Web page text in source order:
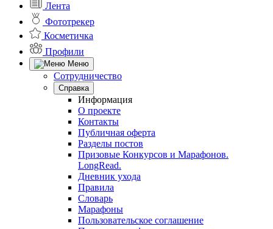
Лента
Фототрекер
Косметичка
Профили
Меню
Сотрудничество
Справка
Информация
О проекте
Контакты
Публичная оферта
Разделы постов
Призовые Конкурсов и Марафонов.
LongRead.
Дневник ухода
Правила
Словарь
Марафоны
Пользовательское соглашение